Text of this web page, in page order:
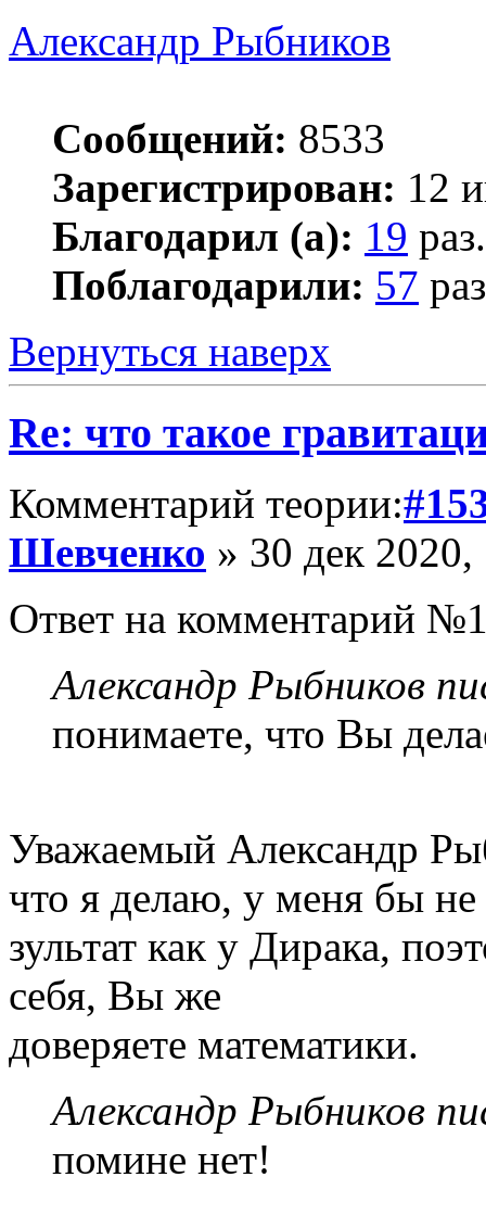
Александр Рыбников
Сообщений: 8533
Зарегистрирован: 12
Благодарил (а): 19 раз.
Поблагодарили: 57
Вернуться наверх
Re: что такое
Комментарий теории:
Шевченко » 30 дек 2020,
Ответ на комментарий
Александр Рыбников
понимаете, что Вы
Уважаемый Александр
что я делаю, у меня бы
зультат как у Дирака,
себя, Вы же
доверяете математики.
Александр Рыбников
помине нет!